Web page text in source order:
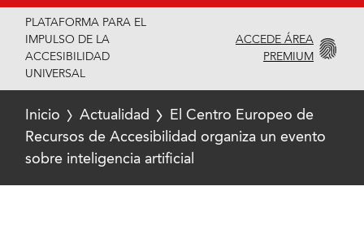
PLATAFORMA PARA EL
IMPULSO DE LA
ACCESIBILIDAD
UNIVERSAL
ACCEDE ÁREA
PREMIUM
Inicio Actualidad
El Centro Europeo de
Recursos de Accesibilidad organiza un evento
sobre inteligencia artificial